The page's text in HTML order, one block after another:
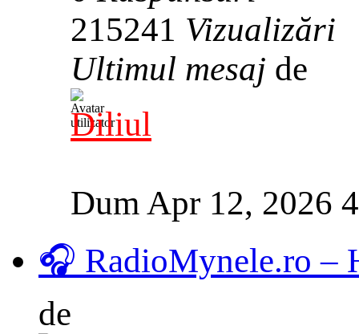
215241 Vizualizări
Ultimul mesaj de
Diliul
Dum Apr 12, 2026
🎧 RadioMynele.ro –
de